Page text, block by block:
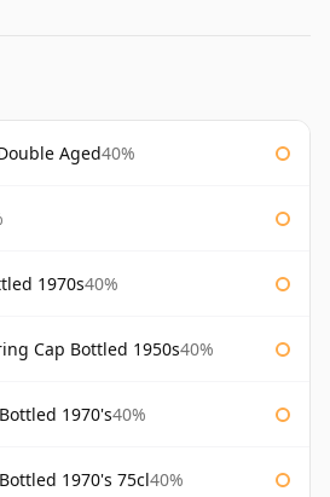
Aged40%
1970s40%
Cap Bottled 1950s40%
1970's40%
1970's 75cl40%